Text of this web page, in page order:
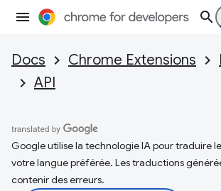
Docs Chrome Extensions
API
Google utilise la technologie IA pour traduire
votre langue préférée. Les traductions
contenir des erreurs.